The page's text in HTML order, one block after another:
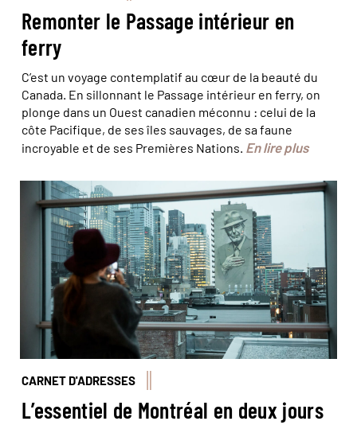
Remonter le Passage intérieur en
ferry
C’est un voyage contemplatif au cœur de la beauté du
Canada. En sillonnant le Passage intérieur en ferry, on
plonge dans un Ouest canadien méconnu : celui de la
côte Pacifique, de ses îles sauvages, de sa faune
incroyable et de ses Premières Nations. En lire plus
© "Tower of Songs", El Mac & Gene Pendon - Susan Moss
- Tourisme Montréal
CARNET D'ADRESSES
L’essentiel de Montréal en deux jours